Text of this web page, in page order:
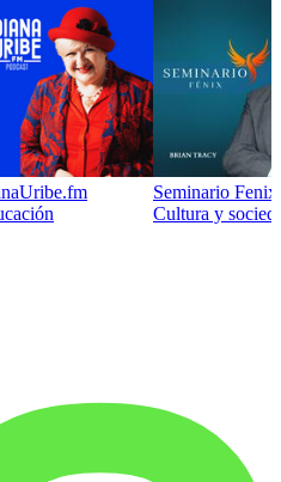
Seminario
Cultura y